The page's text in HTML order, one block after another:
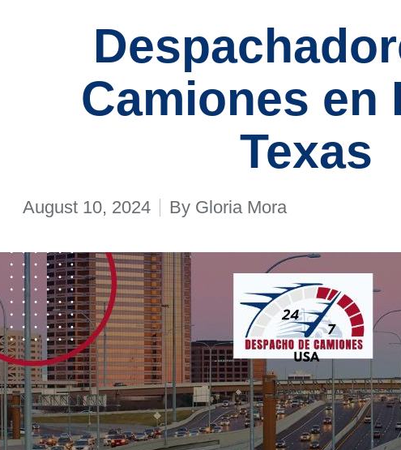
Camiones en
Texas
August 10, 2024
Posted
By Gloria Mora